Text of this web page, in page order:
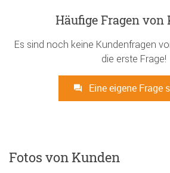
Häufige Fragen von
Es sind noch keine Kundenfragen
die erste Frage!
Eine eigene Frage
Fotos von Kunden